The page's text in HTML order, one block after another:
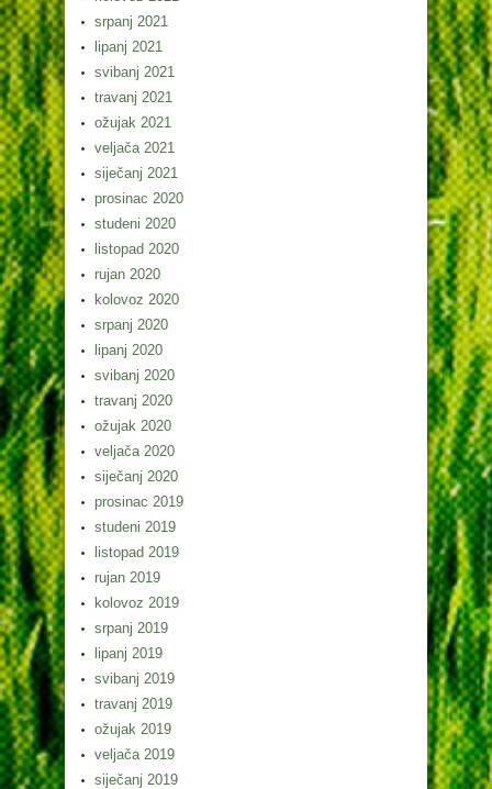
srpanj 2021
lipanj 2021
svibanj 2021
travanj 2021
ožujak 2021
veljača 2021
siječanj 2021
prosinac 2020
studeni 2020
listopad 2020
rujan 2020
kolovoz 2020
srpanj 2020
lipanj 2020
svibanj 2020
travanj 2020
ožujak 2020
veljača 2020
siječanj 2020
prosinac 2019
studeni 2019
listopad 2019
rujan 2019
kolovoz 2019
srpanj 2019
lipanj 2019
svibanj 2019
travanj 2019
ožujak 2019
veljača 2019
siječanj 2019